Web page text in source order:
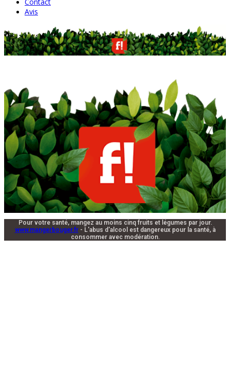
Avis
Pour votre santé, mangez au moins cinq fruits et légumes par jour.
www.mangerbouger.fr- L'abus d'alcool est dangereux pour la santé, à
consommer avec modération.